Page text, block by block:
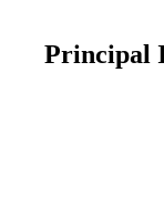
Principal